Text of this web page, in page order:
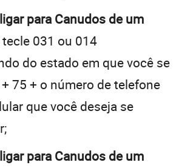
para Canudos de um
tecle 031 ou 014
do estado em que você se
75 + o número de telefone
que você deseja se
para Canudos de um